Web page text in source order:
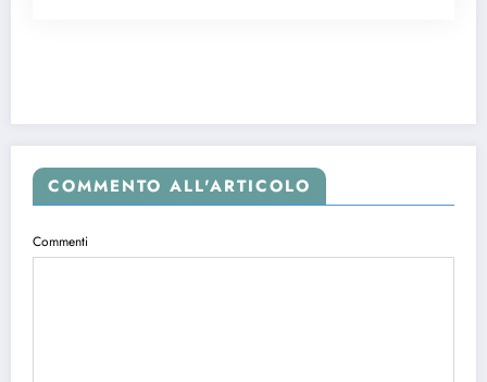
COMMENTO ALL'ARTICOLO
Commenti